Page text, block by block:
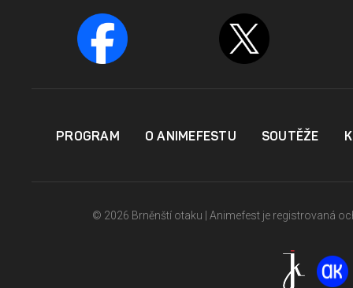
PROGRAM O ANIMEFESTU SOUTĚŽE
© 2026 Brněnští otaku | Animefest je registrovaná